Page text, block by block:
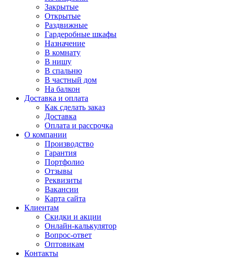
Закрытые
Открытые
Раздвижные
Гардеробные шкафы
Назначение
В комнату
В нишу
В спальню
В частный дом
На балкон
Доставка и оплата
Как сделать заказ
Доставка
Оплата и рассрочка
О компании
Производство
Гарантия
Портфолио
Отзывы
Реквизиты
Вакансии
Карта сайта
Клиентам
Скидки и акции
Онлайн-калькулятор
Вопрос-ответ
Оптовикам
Контакты